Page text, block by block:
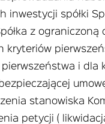
inwestycji spółki
z
kryteriów
i dla
stanowiska
petycji (